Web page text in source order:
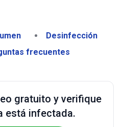
Desinfección
frecuentes
gratuito y verifique
está infectada.